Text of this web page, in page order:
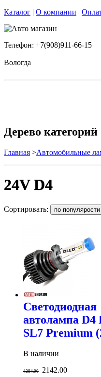
Каталог | О компании |
Телефон: +7(908)911-66-15
Вологда
Дерево категорий
Главная >Автомобильные
24V D4
Сортировать:
Светодиодная
автолампа D4
SL7 Premium
В наличии
4284.00 2142.00